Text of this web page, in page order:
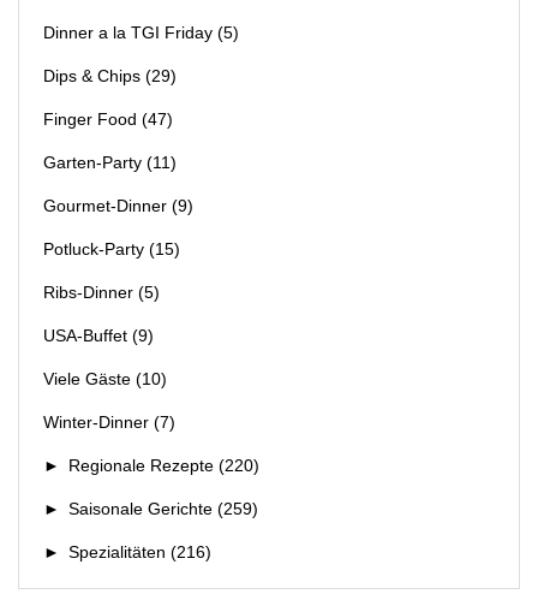
Dinner a la TGI Friday (5)
Dips & Chips (29)
Finger Food (47)
Garten-Party (11)
Gourmet-Dinner (9)
Potluck-Party (15)
Ribs-Dinner (5)
USA-Buffet (9)
Viele Gäste (10)
Winter-Dinner (7)
► Regionale Rezepte (220)
► Saisonale Gerichte (259)
► Spezialitäten (216)